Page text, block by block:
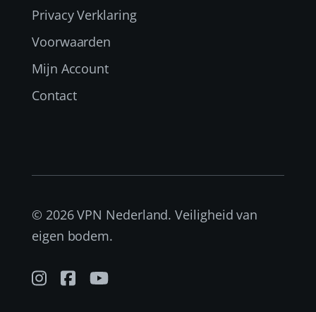
Privacy Verklaring
Voorwaarden
Mijn Account
Contact
© 2026 VPN Nederland. Veiligheid van
eigen bodem.